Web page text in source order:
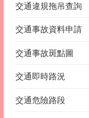
交通違規拖吊查詢
交通事故資料申請
交通事故斑點圖
交通即時路況
交通危險路段